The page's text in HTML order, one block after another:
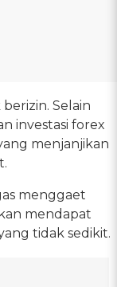
Selain
investasi forex
menjanjikan
menggaet
mendapat
tidak sedikit.